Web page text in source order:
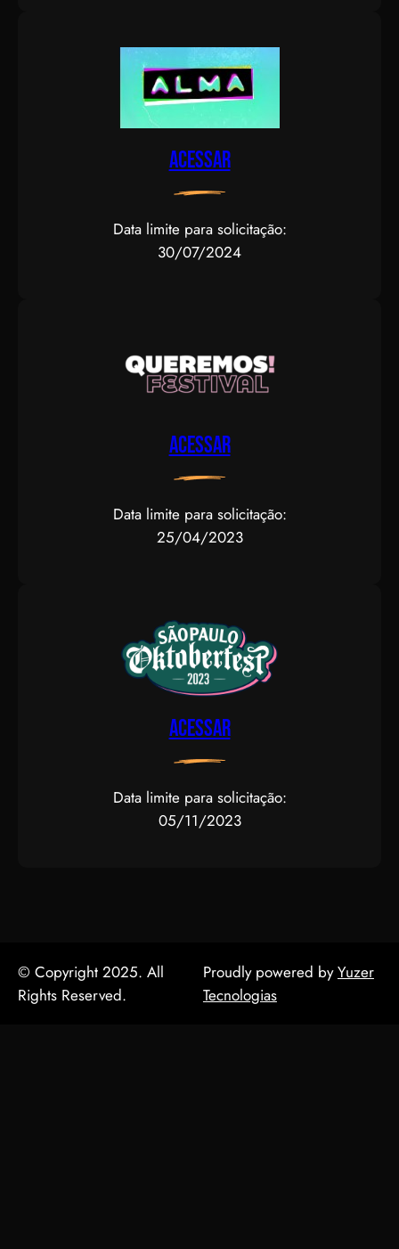
Acessar
Data limite para solicitação:
30/07/2024
Acessar
Data limite para solicitação:
25/04/2023
Acessar
Data limite para solicitação:
05/11/2023
© Copyright 2025. All
Rights Reserved.
Proudly powered byYuzer
Tecnologias